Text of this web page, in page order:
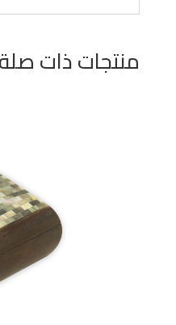
منتجات ذات صلة